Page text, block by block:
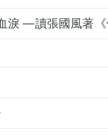
淚 —讀張國風著《